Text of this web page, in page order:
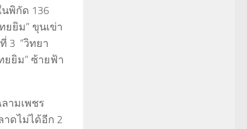
พิกัด 136
ยยิม” ขุนเข่า
3 “วิทยา
ยิม” ซ้ายฟ้า
ามเพชร
ดไม่ได้อีก 2